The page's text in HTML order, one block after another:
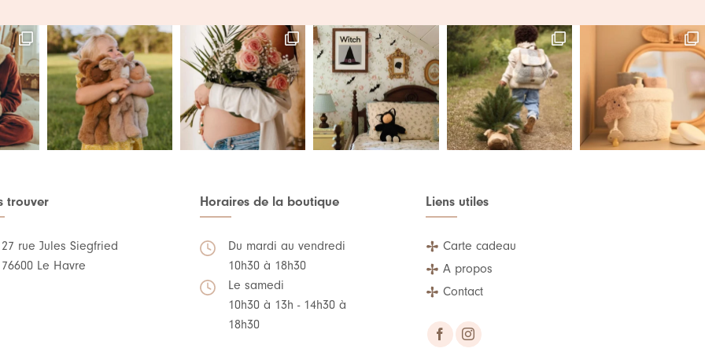
trouver
27 rue Jules Siegfried
76600 Le Havre
Horaires de la boutique
Du mardi au vendredi
10h30 à 18h30
Le samedi
10h30 à 13h - 14h30 à
18h30
Liens utiles
Carte cadeau
A propos
Contact